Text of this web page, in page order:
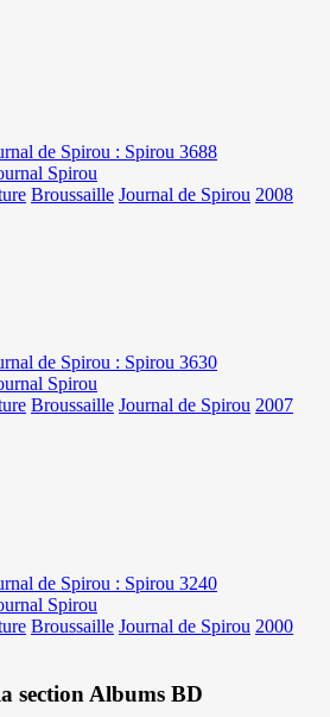
de Spirou : Spirou 3688
Spirou
Broussaille Journal de Spirou 2008
de Spirou : Spirou 3630
Spirou
Broussaille Journal de Spirou 2007
de Spirou : Spirou 3240
Spirou
Broussaille Journal de Spirou 2000
section Albums BD